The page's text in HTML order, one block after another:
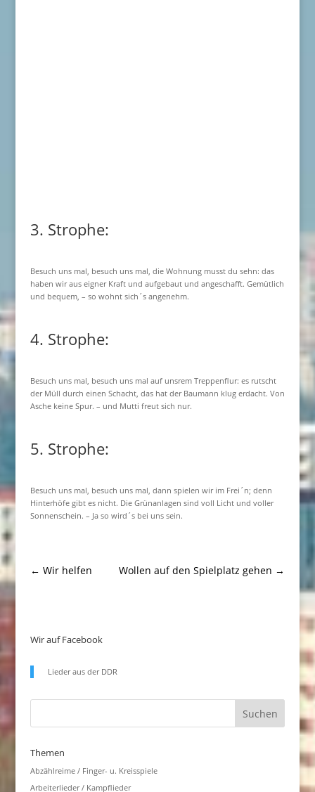
3. Strophe:
Besuch uns mal, besuch uns mal, die Wohnung musst du sehn: das
haben wir aus eigner Kraft und aufgebaut und angeschafft. Gemütlich
und bequem, – so wohnt sich´s angenehm.
4. Strophe:
Besuch uns mal, besuch uns mal auf unsrem Treppenflur: es rutscht
der Müll durch einen Schacht, das hat der Baumann klug erdacht. Von
Asche keine Spur. – und Mutti freut sich nur.
5. Strophe:
Besuch uns mal, besuch uns mal, dann spielen wir im Frei´n; denn
Hinterhöfe gibt es nicht. Die Grünanlagen sind voll Licht und voller
Sonnenschein. – Ja so wird´s bei uns sein.
← Wir helfen Wollen auf den Spielplatz gehen →
Wir auf Facebook
Lieder aus der DDR
Themen
Abzählreime / Finger- u. Kreisspiele
Arbeiterlieder / Kampflieder